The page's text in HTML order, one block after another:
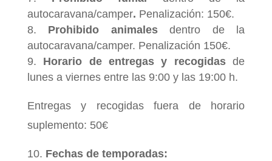
autocaravana/camper. Penalización: 150€.
Prohibido animalesdentro de la
autocaravana/camper. Penalización 150€.
Horario de entregas y recogidasde
lunes a viernes entre las 9:00 y las 19:00 h.
Entregas y recogidas fuera de horario
suplemento: 50€
Fechas de temporadas: